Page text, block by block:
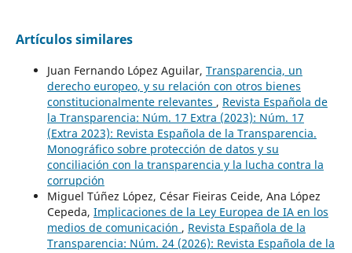
Artículos similares
Juan Fernando López Aguilar, Transparencia, un
derecho europeo, y su relación con otros bienes
constitucionalmente relevantes , Revista Española de
la Transparencia: Núm. 17 Extra (2023): Núm. 17
(Extra 2023): Revista Española de la Transparencia.
Monográfico sobre protección de datos y su
conciliación con la transparencia y la lucha contra la
corrupción
Miguel Túñez López, César Fieiras Ceide, Ana López
Cepeda, Implicaciones de la Ley Europea de IA en los
medios de comunicación , Revista Española de la
Transparencia: Núm. 24 (2026): Revista Española de la